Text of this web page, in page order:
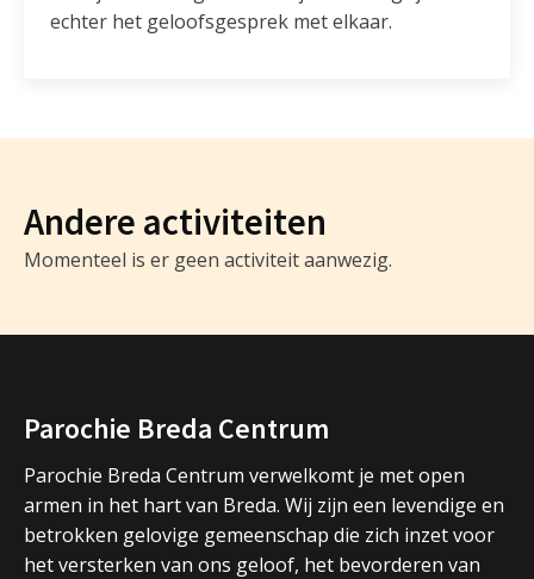
echter het geloofsgesprek met elkaar.
Andere activiteiten
Momenteel is er geen activiteit aanwezig.
Parochie Breda Centrum
Parochie Breda Centrum verwelkomt je met open
armen in het hart van Breda. Wij zijn een levendige en
betrokken gelovige gemeenschap die zich inzet voor
het versterken van ons geloof, het bevorderen van